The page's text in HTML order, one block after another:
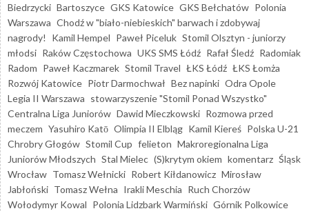
Biedrzycki Bartoszyce GKS Katowice GKS Bełchatów Polonia
Warszawa Chodź w "biało-niebieskich" barwach i zdobywaj
nagrody!
Kamil Hempel Paweł Piceluk Stomil Olsztyn - juniorzy
młodsi Raków Częstochowa UKS SMS Łódź Rafał Śledź Radomiak
Radom Paweł Kaczmarek Stomil Travel ŁKS Łódź ŁKS Łomża
Rozwój Katowice Piotr Darmochwał Bez napinki Odra Opole
Legia II Warszawa stowarzyszenie "Stomil Ponad Wszystko"
Centralna Liga Juniorów Dawid Mieczkowski Rozmowa przed
meczem Yasuhiro Katō Olimpia II Elbląg Kamil Kiereś Polska U-21
Chrobry Głogów Stomil Cup felieton Makroregionalna Liga
Juniorów Młodszych Stal Mielec (S)krytym okiem komentarz Śląsk
Wrocław Tomasz Wełnicki Robert Kiłdanowicz Mirosław
Jabłoński Tomasz Wełna Irakli Meschia Ruch Chorzów
Wołodymyr Kowal Polonia Lidzbark Warmiński Górnik Polkowice